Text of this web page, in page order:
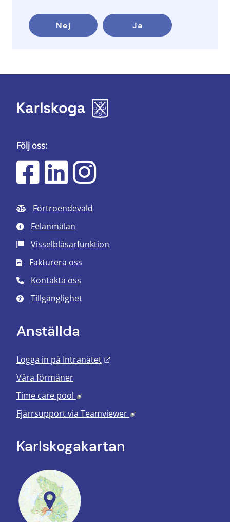
Nej Ja
Följ oss:
Förtroendevald
Felanmälan
Visselblåsarfunktion
Fakturera oss
Kontakta oss
Tillgänglighet
Anställda
Logga in på Intranätet
Våra förmåner
Time care pool
Länk till annan webbplats, öppnas i
Fjärrsupport via Teamviewer Länk till annan
Karlskoga­kartan